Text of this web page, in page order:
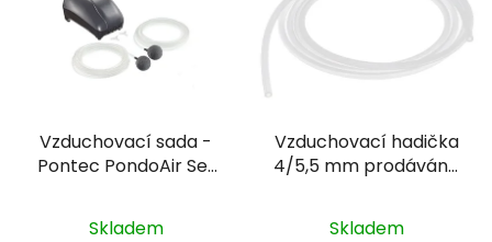
Vzduchovací sada -
Pontec PondoAir Set
Skladem
Vzduchovací hadička
4/5,5 mm prodávána
Skladem